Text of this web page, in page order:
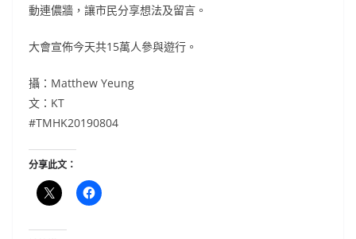
動連儂牆，讓市民分享想法及留言。
大會宣佈今天共15萬人參與遊行。
攝：Matthew Yeung
文：KT
#TMHK20190804
分享此文：